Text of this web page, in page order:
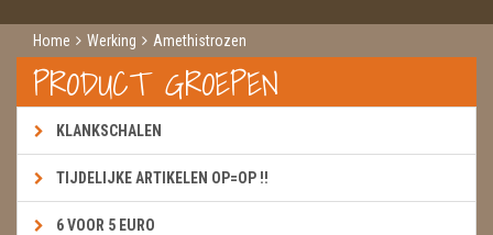
Home Werking Amethistrozen
PRODUCT GROEPEN
KLANKSCHALEN
TIJDELIJKE ARTIKELEN OP=OP !!
6 VOOR 5 EURO